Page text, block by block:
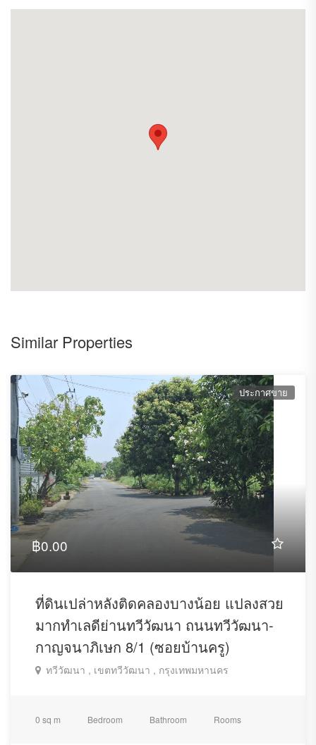
** การเดินทางสะดวกสบาย / ที่ตั้งอยู่ในซอยรัชดา 19 ติด MRT รัชดา
Similar Properties
ประกาศขาย
฿0.00
ที่ดินเปล่าหลังติดคลองบางน้อย แปลงสวย
มากทำเลดีย่านทวีวัฒนา ถนนทวีวัฒนา-
กาญจนาภิเษก 8/1 (ซอยบ้านครู)
ทวีวัฒนา , เขตทวีวัฒนา , กรุงเทพมหานคร
0 sq m Bedroom Bathroom Rooms